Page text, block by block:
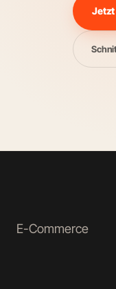
Jetzt
E-Commerce